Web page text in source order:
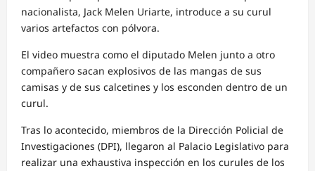
nacionalista, Jack Melen Uriarte, introduce a su curul
varios artefactos con pólvora.
El video muestra como el diputado Melen junto a otro
compañero sacan explosivos de las mangas de sus
camisas y de sus calcetines y los esconden dentro de un
curul.
Tras lo acontecido, miembros de la Dirección Policial de
Investigaciones (DPI), llegaron al Palacio Legislativo para
realizar una exhaustiva inspección en los curules de los